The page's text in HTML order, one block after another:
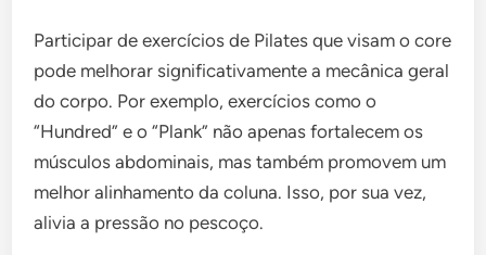
Participar de exercícios de Pilates que visam o core
pode melhorar significativamente a mecânica geral
do corpo. Por exemplo, exercícios como o
“Hundred” e o “Plank” não apenas fortalecem os
músculos abdominais, mas também promovem um
melhor alinhamento da coluna. Isso, por sua vez,
alivia a pressão no pescoço.